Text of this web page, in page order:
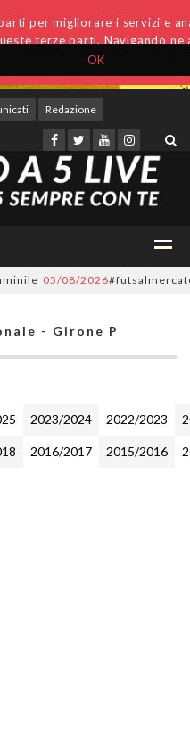
OK
per migliorare i servizi e
terze parti. Navigando
Redazione
05/08/2026#futsalmercato,
- Girone P
2023/2024 2022/2023
2016/2017 2015/2016